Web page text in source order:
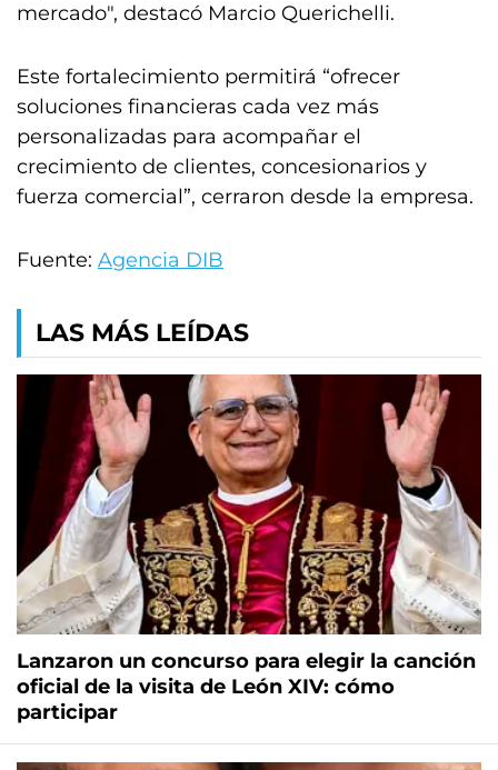
mercado", destacó Marcio Querichelli.
Este fortalecimiento permitirá “ofrecer
soluciones financieras cada vez más
personalizadas para acompañar el
crecimiento de clientes, concesionarios y
fuerza comercial”, cerraron desde la empresa.
Fuente: Agencia DIB
LAS MÁS LEÍDAS
Lanzaron un concurso para elegir la canción
oficial de la visita de León XIV: cómo
participar